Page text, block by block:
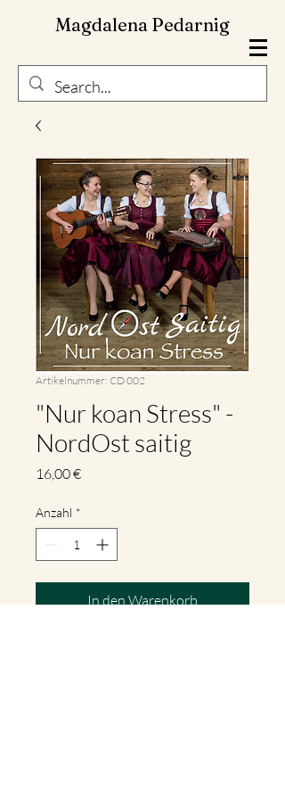
Magdalena Pedarnig
Artikelnummer: CD 002
"Nur koan Stress" -
NordOst saitig
16,00 €Preis
Anzahl *
In den Warenkorb